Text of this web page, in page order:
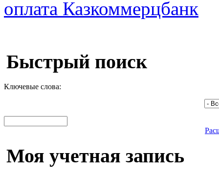
Быстрый поиск
Ключевые слова:
Моя учетная запись